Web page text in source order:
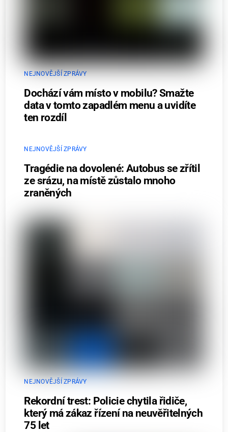
NEJNOVĚJŠÍ ZPRÁVY
Dochází vám místo v mobilu? Smažte
data v tomto zapadlém menu a uvidíte
ten rozdíl
NEJNOVĚJŠÍ ZPRÁVY
Tragédie na dovolené: Autobus se zřítil
ze srázu, na místě zůstalo mnoho
zraněných
NEJNOVĚJŠÍ ZPRÁVY
Rekordní trest: Policie chytila řidiče,
který má zákaz řízení na neuvěřitelných
75 let